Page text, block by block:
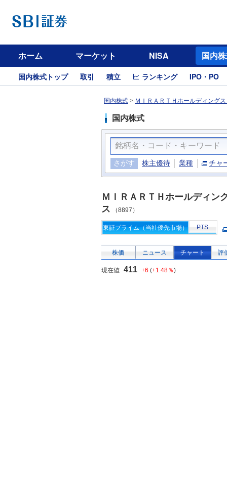
ホーム マーケット NISA 国内
国内株式トップ 取引 積立 ランキング IPO・PO
国内株式 > ＭＩＲＡＲＴＨホールディング
国内株式
さがす 株主優待 業種 チャ
ＭＩＲＡＲＴＨホールディン
ス （8897）
東証プライム（当社優先市場） PTS
株価 ニュース チャート 評
現在値 411 +6 (+1.48％)